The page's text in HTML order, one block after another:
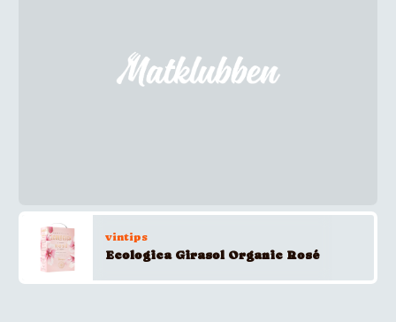
vintips
Ecologica Girasol Organic Rosé